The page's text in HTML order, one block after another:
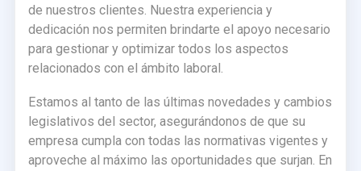
de nuestros clientes. Nuestra experiencia y
dedicación nos permiten brindarte el apoyo necesario
para gestionar y optimizar todos los aspectos
relacionados con el ámbito laboral.
Estamos al tanto de las últimas novedades y cambios
legislativos del sector, asegurándonos de que su
empresa cumpla con todas las normativas vigentes y
aproveche al máximo las oportunidades que surjan. En